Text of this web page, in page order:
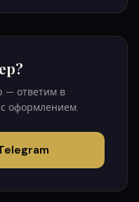
— ответим в
оформлением.